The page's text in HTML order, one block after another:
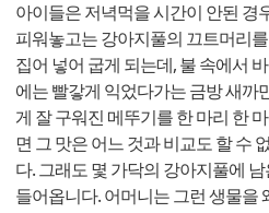
아이들은 저녁먹을 시간이 안된 경
피워놓고는 강아지풀의 끄트머리
집어 넣어 굽게 되는데, 불 속에서
에는 빨갛게 익었다가는 금방 새까
게 잘 구워진 메뚜기를 한 마리 한
면 그 맛은 어느 것과 비교도 할 수
다. 그래도 몇 가닥의 강아지풀에
들어옵니다. 어머니는 그런 생물을